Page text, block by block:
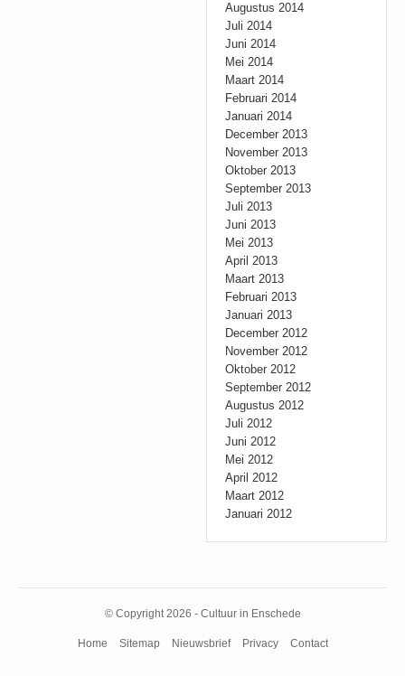
Augustus 2014
Juli 2014
Juni 2014
Mei 2014
Maart 2014
Februari 2014
Januari 2014
December 2013
November 2013
Oktober 2013
September 2013
Juli 2013
Juni 2013
Mei 2013
April 2013
Maart 2013
Februari 2013
Januari 2013
December 2012
November 2012
Oktober 2012
September 2012
Augustus 2012
Juli 2012
Juni 2012
Mei 2012
April 2012
Maart 2012
Januari 2012
© Copyright 2026 - Cultuur in Enschede
Home Sitemap Nieuwsbrief Privacy Contact